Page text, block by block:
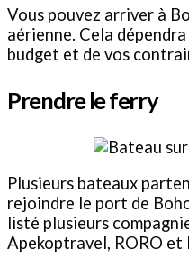
Vous pouvez arriver à
aérienne. Cela
budget et de vos
Prendre le ferry
Plusieurs bateaux
rejoindre le port de
listé plusieurs
Apekoptravel, RORO et